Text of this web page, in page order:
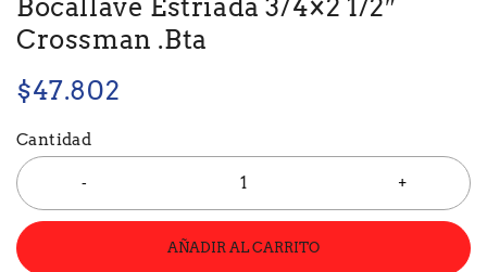
Bocallave Estriada 3/4×2 1/2″
Crossman .Bta
$47.802
Cantidad
AÑADIR AL CARRITO